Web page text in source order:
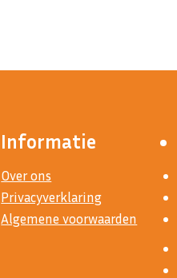
Informatie
Over ons
Privacyverklaring
Algemene voorwaarden